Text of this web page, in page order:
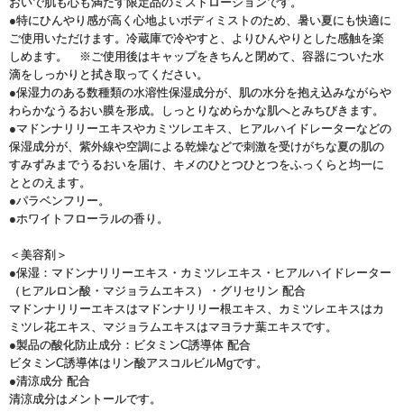
●特にひんやり感が高く心地よいボディミストのため、暑い夏にも快適に
ご使用いただけます。冷蔵庫で冷やすと、よりひんやりとした感触を楽
しめます。 ※ご使用後はキャップをきちんと閉めて、容器についた水
滴をしっかりと拭き取ってください。
●保湿力のある数種類の水溶性保湿成分が、肌の水分を抱え込みながらや
わらかなうるおい膜を形成。しっとりなめらかな肌へとみちびきます。
●マドンナリリーエキスやカミツレエキス、ヒアルハイドレーターなどの
保湿成分が、紫外線や空調による乾燥などで刺激を受けがちな夏の肌の
すみずみまでうるおいを届け、キメのひとつひとつをふっくらと均一に
ととのえます。
●パラベンフリー。
●ホワイトフローラルの香り。
＜美容剤＞
●保湿：マドンナリリーエキス・カミツレエキス・ヒアルハイドレーター
（ヒアルロン酸・マジョラムエキス）・グリセリン 配合
マドンナリリーエキスはマドンナリリー根エキス、カミツレエキスはカ
ミツレ花エキス、マジョラムエキスはマヨラナ葉エキスです。
●製品の酸化防止成分：ビタミンC誘導体 配合
ビタミンC誘導体はリン酸アスコルビルMgです。
●清涼成分 配合
清涼成分はメントールです。